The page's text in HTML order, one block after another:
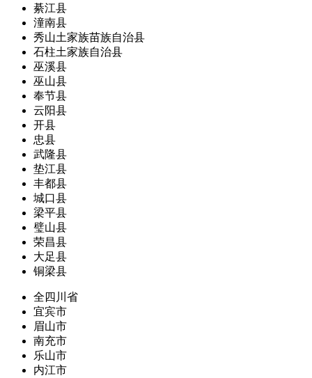
綦江县
潼南县
秀山土家族苗族自治县
石柱土家族自治县
巫溪县
巫山县
奉节县
云阳县
开县
忠县
武隆县
垫江县
丰都县
城口县
梁平县
璧山县
荣昌县
大足县
铜梁县
全四川省
宜宾市
眉山市
南充市
乐山市
内江市